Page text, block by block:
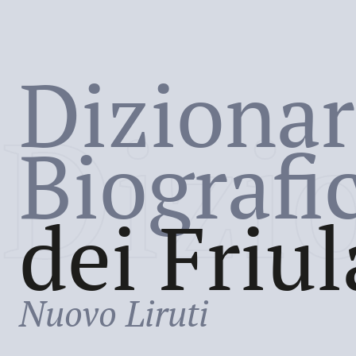
dei
Nuovo Liruti